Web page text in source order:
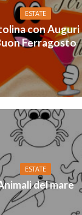
ESTATE
con Auguri
Ferragosto
ESTATE
del mare